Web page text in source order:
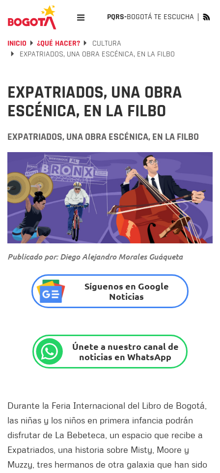
PQRS-BOGOTÁ TE ESCUCHA
INICIO ¿QUÉ HACER?
CULTURA
EXPATRIADOS, UNA OBRA ESCÉNICA, EN LA FILBO
EXPATRIADOS, UNA OBRA
ESCÉNICA, EN LA FILBO
EXPATRIADOS, UNA OBRA ESCÉNICA, EN LA FILBO
Publicado por: Diego Alejandro Morales Guáqueta
Síguenos en Google
Noticias
Únete a nuestro canal de
noticias en WhatsApp
Durante la Feria Internacional del Libro de Bogotá,
las niñas y los niños en primera infancia podrán
disfrutar de La Bebeteca, un espacio que recibe a
Expatriados, una historia sobre Misty, Moore y
Muzzy, tres hermanos de otra galaxia que han sido